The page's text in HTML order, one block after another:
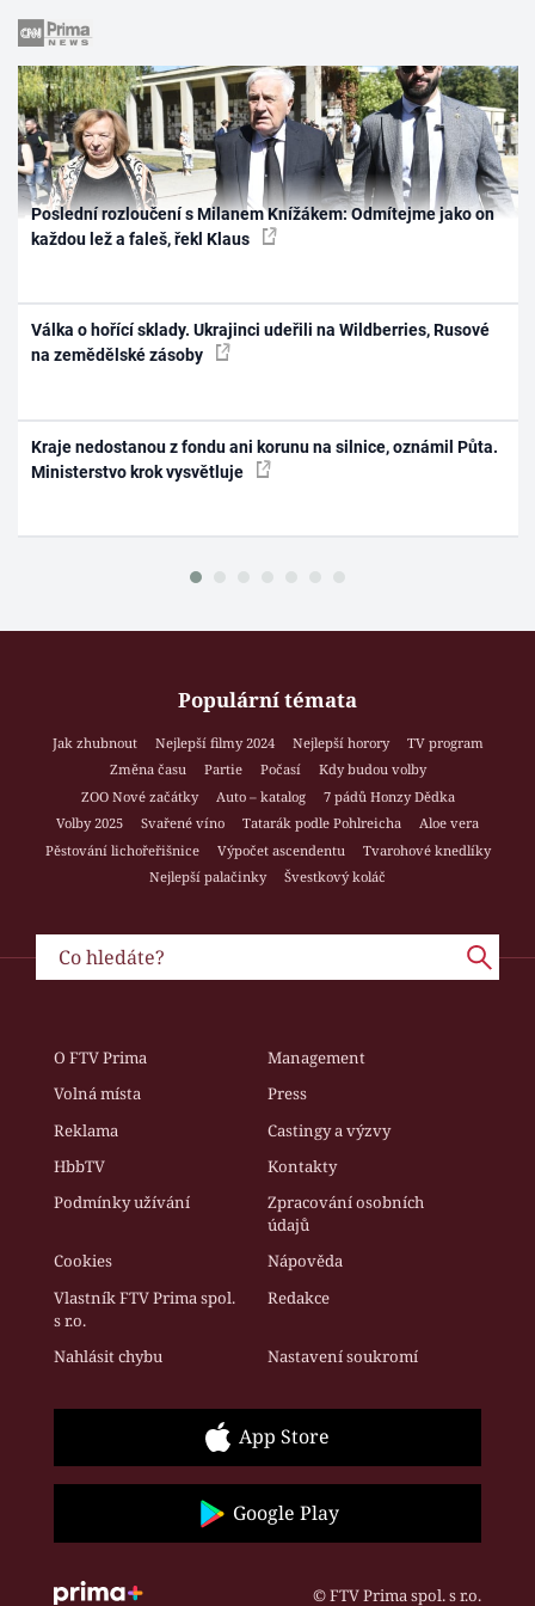
Poslední rozloučení s Milanem Knížákem: Odmítejme jako on
každou lež a faleš, řekl Klaus
Válka o hořící sklady. Ukrajinci udeřili na Wildberries, Rusové
na zemědělské zásoby
Kraje nedostanou z fondu ani korunu na silnice, oznámil Půta.
Ministerstvo krok vysvětluje
Populární témata
Jak zhubnout Nejlepší filmy 2024 Nejlepší horory
TV program
Změna času
Partie Počasí
Kdy budou volby
ZOO Nové začátky
Auto – katalog
7 pádů Honzy Dědka
Volby 2025
Svařené víno Tatarák podle Pohlreicha
Aloe vera
Pěstování lichořeřišnice
Výpočet ascendentu
Tvarohové knedlíky
Nejlepší palačinky
Švestkový koláč
O FTV Prima
Management
Volná místa
Press
Reklama
Castingy a výzvy
HbbTV
Kontakty
Podmínky užívání
Zpracování osobních
údajů
Cookies
Nápověda
Vlastník FTV Prima spol.
s r.o.
Redakce
Nahlásit chybu Nastavení soukromí
App Store
Google Play
© FTV Prima spol. s r.o.